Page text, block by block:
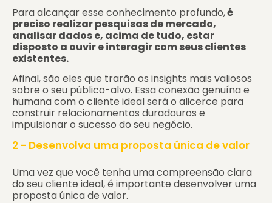
Para alcançar esse conhecimento profundo,é
preciso realizar pesquisas de mercado,
analisar dados e, acima de tudo, estar
disposto a ouvir e interagir com seus clientes
existentes.
Afinal, são eles que trarão os insights mais valiosos
sobre o seu público-alvo. Essa conexão genuína e
humana com o cliente ideal será o alicerce para
construir relacionamentos duradouros e
impulsionar o sucesso do seu negócio.
2 - Desenvolva uma proposta única de valor
Uma vez que você tenha uma compreensão clara
do seu cliente ideal, é importante desenvolver uma
proposta única de valor.